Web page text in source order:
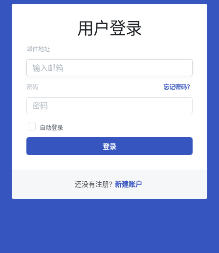
用户登录
邮件地址
密码 忘记密码？
自动登录
登录
还没有注册? 新建账户